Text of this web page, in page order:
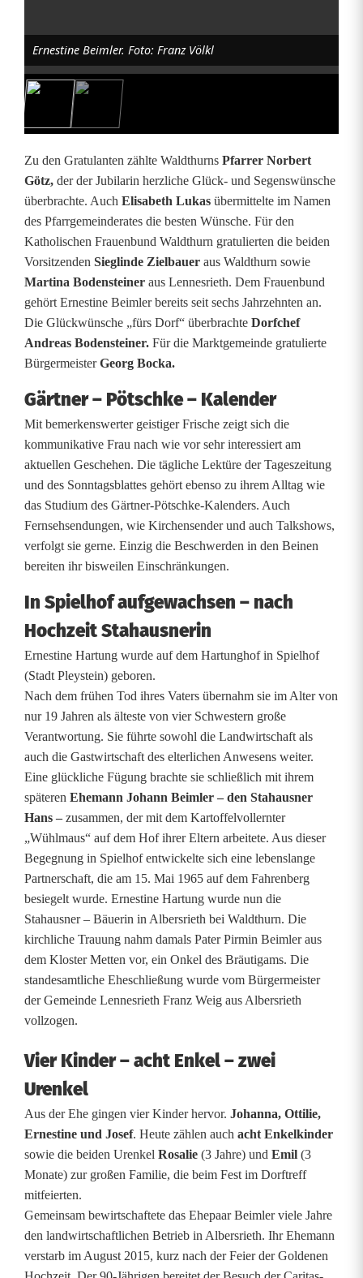
i
n
B
e
i
m
l
e
r
f
e
e
r
t
0
.
G
e
b
u
r
t
s
t
a
g
Ernestine Beimler. Foto: Franz Völkl
Zu den Gratulanten zählte Waldthurns Pfarrer Norbert
Götz, der der Jubilarin herzliche Glück- und Segenswünsche
überbrachte. Auch Elisabeth Lukas übermittelte im Namen
des Pfarrgemeinderates die besten Wünsche. Für den
Katholischen Frauenbund Waldthurn gratulierten die beiden
Vorsitzenden Sieglinde Zielbauer aus Waldthurn sowie
Martina Bodensteiner aus Lennesrieth. Dem Frauenbund
gehört Ernestine Beimler bereits seit sechs Jahrzehnten an.
Die Glückwünsche „fürs Dorf“ überbrachte Dorfchef
Andreas Bodensteiner. Für die Marktgemeinde gratulierte
BürgermeisterGeorg Bocka.
Gärtner – Pötschke – Kalender
Mit bemerkenswerter geistiger Frische zeigt sich die
kommunikative Frau nach wie vor sehr interessiert am
aktuellen Geschehen. Die tägliche Lektüre der Tageszeitung
und des Sonntagsblattes gehört ebenso zu ihrem Alltag wie
das Studium des Gärtner-Pötschke-Kalenders. Auch
Fernsehsendungen, wie Kirchensender und auch Talkshows,
verfolgt sie gerne. Einzig die Beschwerden in den Beinen
bereiten ihr bisweilen Einschränkungen.
In Spielhof aufgewachsen – nach
Hochzeit Stahausnerin
Ernestine Hartung wurde auf dem Hartunghof in Spielhof
(Stadt Pleystein) geboren.
Nach dem frühen Tod ihres Vaters übernahm sie im Alter von
nur 19 Jahren als älteste von vier Schwestern große
Verantwortung. Sie führte sowohl die Landwirtschaft als
auch die Gastwirtschaft des elterlichen Anwesens weiter.
Eine glückliche Fügung brachte sie schließlich mit ihrem
späteren Ehemann Johann Beimler – den Stahausner
Hans – zusammen, der mit dem Kartoffelvollernter
„Wühlmaus“ auf dem Hof ihrer Eltern arbeitete. Aus dieser
Begegnung in Spielhof entwickelte sich eine lebenslange
Partnerschaft, die am 15. Mai 1965 auf dem Fahrenberg
besiegelt wurde. Ernestine Hartung wurde nun die
Stahausner – Bäuerin in Albersrieth bei Waldthurn. Die
kirchliche Trauung nahm damals Pater Pirmin Beimler aus
dem Kloster Metten vor, ein Onkel des Bräutigams. Die
standesamtliche Eheschließung wurde vom Bürgermeister
der Gemeinde Lennesrieth Franz Weig aus Albersrieth
vollzogen.
Vier Kinder – acht Enkel – zwei
Urenkel
Aus der Ehe gingen vier Kinder hervor. Johanna, Ottilie,
Ernestine und Josef. Heute zählen auch acht Enkelkinder
sowie die beiden Urenkel Rosalie (3 Jahre) und Emil (3
Monate) zur großen Familie, die beim Fest im Dorftreff
mitfeierten.
Gemeinsam bewirtschaftete das Ehepaar Beimler viele Jahre
den landwirtschaftlichen Betrieb in Albersrieth. Ihr Ehemann
verstarb im August 2015, kurz nach der Feier der Goldenen